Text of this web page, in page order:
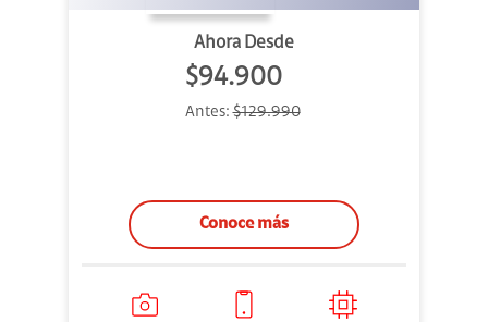
Ahora Desde
$94.900
Antes:$129.990
Conoce más